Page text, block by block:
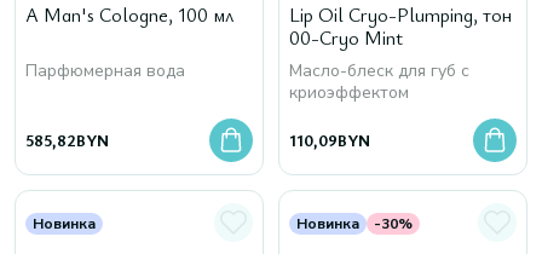
A Man's Cologne, 100 мл
Парфюмерная вода
585,82BYN
Lip Oil Cryo-Plumping, тон
00-Cryo Mint
Масло-блеск для губ с
криоэффектом
110,09BYN
Новинка Новинка -30%